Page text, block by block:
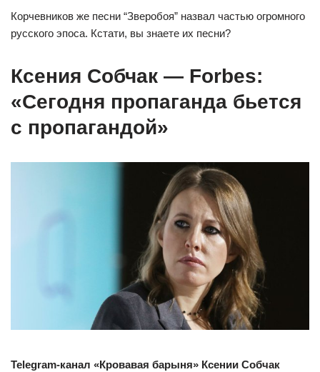
Корчевников же песни “Зверобоя” назвал частью огромного
русского эпоса. Кстати, вы знаете их песни?
Ксения Собчак — Forbes:
«Сегодня пропаганда бьется
с пропагандой»
Telegram-канал «Кровавая барыня» Ксении Собчак